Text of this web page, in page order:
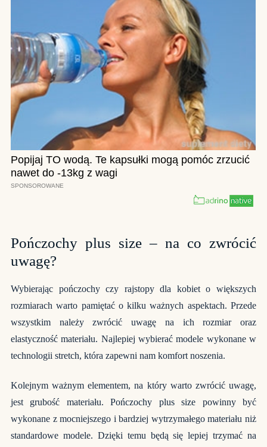
Pończochy plus size – na co zwrócić
uwagę?
Wybierając pończochy czy rajstopy dla kobiet o większych
rozmiarach warto pamiętać o kilku ważnych aspektach. Przede
wszystkim należy zwrócić uwagę na ich rozmiar oraz
elastyczność materiału. Najlepiej wybierać modele wykonane w
technologii stretch, która zapewni nam komfort noszenia.
Kolejnym ważnym elementem, na który warto zwrócić uwagę,
jest grubość materiału.Pończochy plus size powinny być
wykonane z mocniejszego i bardziej wytrzymałego materiału niż
standardowe modele. Dzięki temu będą się lepiej trzymać na